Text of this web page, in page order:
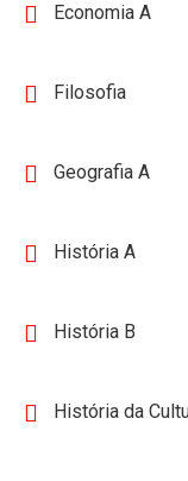
Economia A
Filosofia
Geografia A
História A
História B
História da